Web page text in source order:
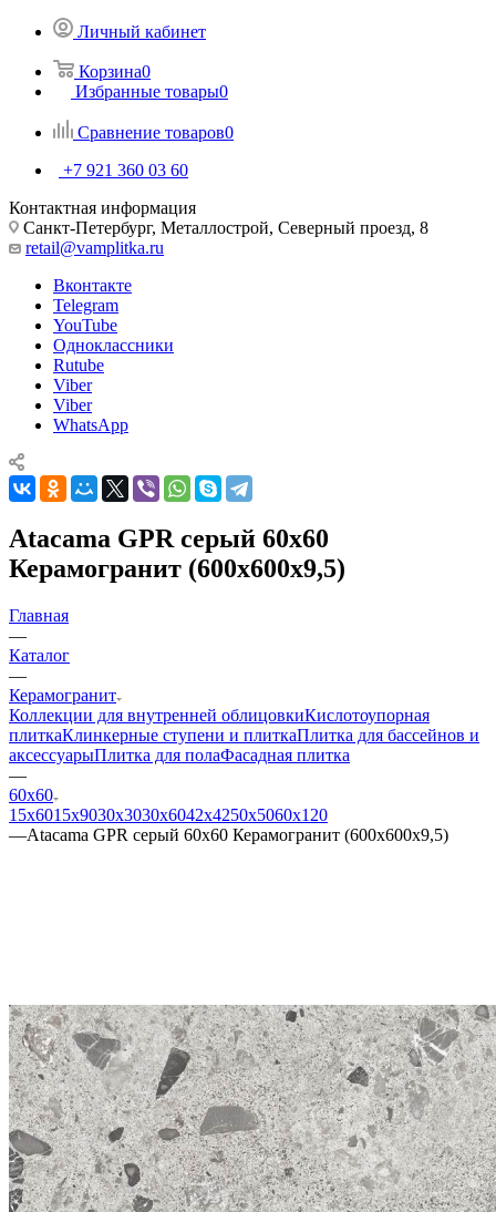
Личный кабинет
Корзина0
Избранные товары0
Сравнение товаров0
+7 921 360 03 60
Контактная информация
Санкт-Петербург, Металлострой, Северный проезд, 8
retail@vamplitka.ru
Вконтакте
Telegram
YouTube
Одноклассники
Rutube
Viber
Viber
WhatsApp
Atacama GPR серый 60x60
Керамогранит (600x600x9,5)
Главная
—
Каталог
—
Керамогранит
Коллекции для внутренней облицовкиКислотоупорная
плиткаКлинкерные ступени и плиткаПлитка для бассейнов и
аксессуарыПлитка для полаФасадная плитка
—
60х60
15х6015x9030х3030х6042х4250х5060х120
—Atacama GPR серый 60x60 Керамогранит (600x600x9,5)